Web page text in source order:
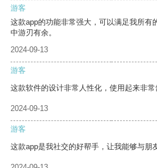
游客
这款app的功能非常强大，可以满足我所有
中游刃有余。
2024-09-13
游客
这款软件的设计非常人性化，使用起来非常
2024-09-13
游客
这款app是我社交的好帮手，让我能够与朋